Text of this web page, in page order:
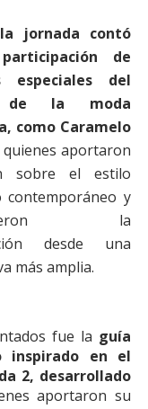
la jornada contó
de
especiales del
de la moda
como Caramelo
quienes aportaron
sobre el estilo
contemporáneo y
la
desde una
más amplia.
fue la guía
en el
2, desarrollado
aportaron su